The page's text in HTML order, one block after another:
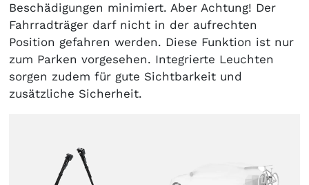
Beschädigungen minimiert. Aber Achtung! Der
Fahrradträger darf nicht in der aufrechten
Position gefahren werden. Diese Funktion ist nur
zum Parken vorgesehen. Integrierte Leuchten
sorgen zudem für gute Sichtbarkeit und
zusätzliche Sicherheit.